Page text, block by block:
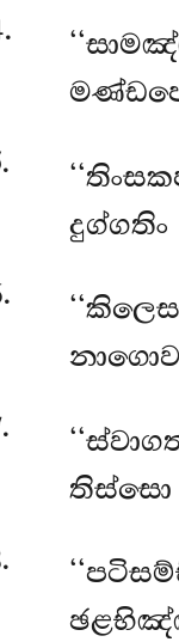
.
.
දුග්ගතිං
.
.
තිස්සො
.